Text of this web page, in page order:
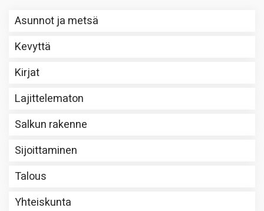
Asunnot ja metsä
Kevyttä
Kirjat
Lajittelematon
Salkun rakenne
Sijoittaminen
Talous
Yhteiskunta